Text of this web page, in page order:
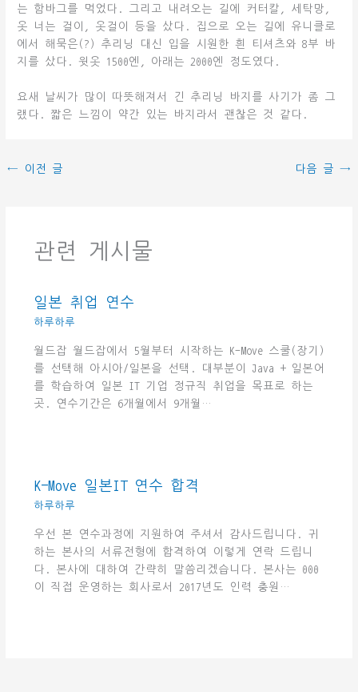
는 함바그를 먹었다. 그리고 내려오는 길에 커터칼, 세탁망,
옷 너는 걸이, 옷걸이 등을 샀다. 집으로 오는 길에 유니클로
에서 해묵은(?) 추리닝 대신 입을 시원한 흰 티셔츠와 8부 바
지를 샀다. 윗옷 1500엔, 아래는 2000엔 정도였다.
요새 날씨가 많이 따뜻해져서 긴 추리닝 바지를 사기가 좀 그
랬다. 짧은 느낌이 약간 있는 바지라서 괜찮은 것 같다.
← 이전 글 다음 글 →
관련 게시물
일본 취업 연수
하루하루
월드잡 월드잡에서 5월부터 시작하는 K-Move 스쿨(장기)
를 선택해 아시아/일본을 선택. 대부분이 Java + 일본어
를 학습하여 일본 IT 기업 정규직 취업을 목표로 하는
곳. 연수기간은 6개월에서 9개월…
K-Move 일본IT 연수 합격
하루하루
우선 본 연수과정에 지원하여 주셔서 감사드립니다. 귀
하는 본사의 서류전형에 합격하여 이렇게 연락 드립니
다. 본사에 대하여 간략히 말씀리겠습니다. 본사는 000
이 직접 운영하는 회사로서 2017년도 인력 충원…